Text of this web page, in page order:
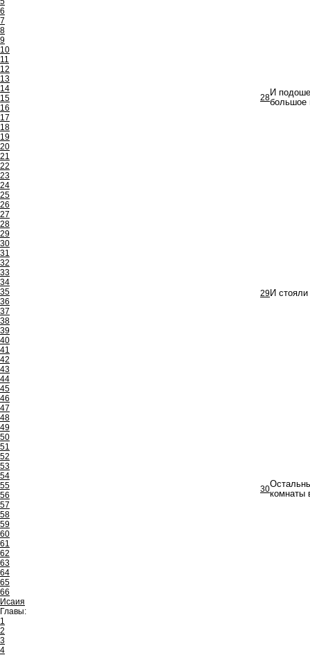
6
7
8
9
10
11
12
13
14
15
16
17
18
19
20
21
22
23
24
25
26
27
28
29
30
31
32
33
34
35
36
37
38
39
40
41
42
43
44
45
46
47
48
49
50
51
52
53
54
55
56
57
58
59
60
61
62
63
64
65
66
Исаия
Главы:
1
2
3
4
28И
большое
29И
30комнаты